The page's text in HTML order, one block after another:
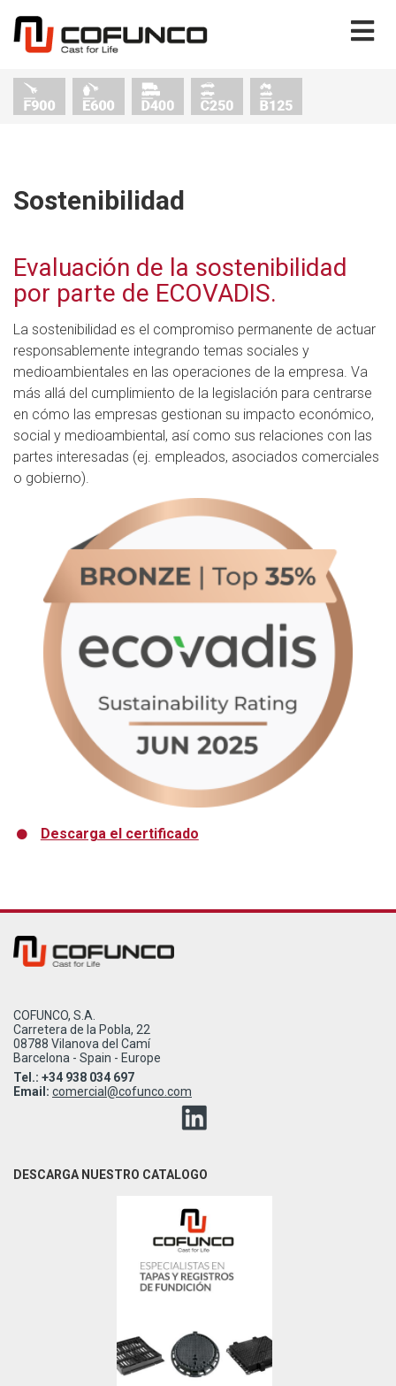
Sostenibilidad
Evaluación de la sostenibilidad
por parte de ECOVADIS.
La sostenibilidad es el compromiso permanente de actuar
responsablemente integrando temas sociales y
medioambientales en las operaciones de la empresa. Va
más allá del cumplimiento de la legislación para centrarse
en cómo las empresas gestionan su impacto económico,
social y medioambiental, así como sus relaciones con las
partes interesadas (ej. empleados, asociados comerciales
o gobierno).
Descarga el certificado
COFUNCO, S.A.
Carretera de la Pobla, 22
08788 Vilanova del Camí
Barcelona - Spain - Europe
Tel.: +34 938 034 697
Email: comercial@cofunco.com
DESCARGA NUESTRO CATALOGO